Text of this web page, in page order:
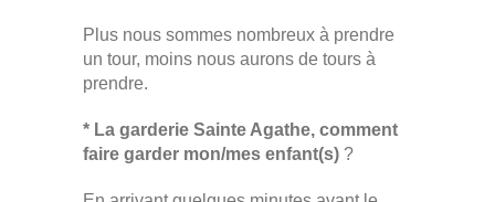
Plus nous sommes nombreux à prendre
un tour, moins nous aurons de tours à
prendre.
* La garderie Sainte Agathe, comment
faire garder mon/mes enfant(s)?